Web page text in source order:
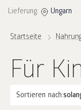
Lieferung: Ungarn
Startseite
Für
Sortieren nach: